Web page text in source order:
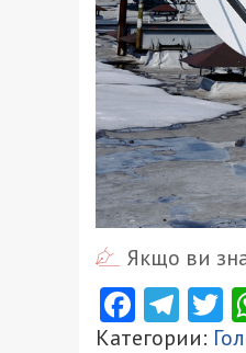
Якщо ви
Категории: